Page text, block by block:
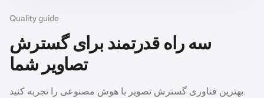
Quality guide
سه راه قدرتمند برای گسترش
تصاویر شما
بهترین فناوری گسترش تصویر با هوش مصنوعی را تجربه کنید.